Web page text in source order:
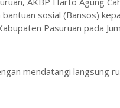
sosial (Bansos)
Pasuruan pada
mendatangi langsung